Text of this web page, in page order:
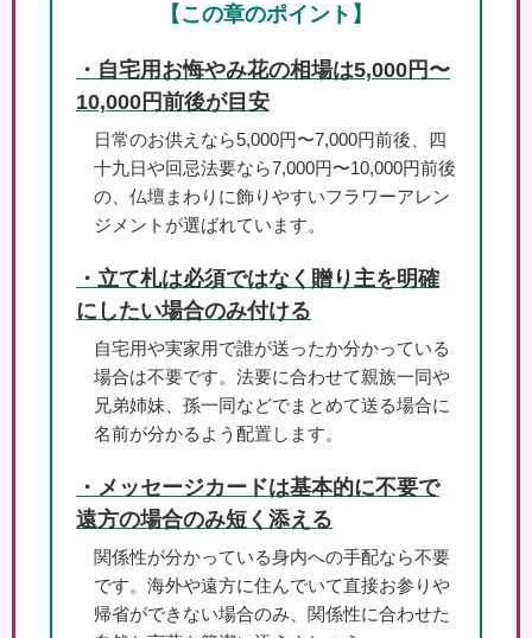
【この章のポイント】
・自宅用お悔やみ花の相場は5,000円〜
10,000円前後が目安
日常のお供えなら5,000円〜7,000円前後、四
十九日や回忌法要なら7,000円〜10,000円前後
の、仏壇まわりに飾りやすいフラワーアレン
ジメントが選ばれています。
・立て札は必須ではなく贈り主を明確
にしたい場合のみ付ける
自宅用や実家用で誰が送ったか分かっている
場合は不要です。法要に合わせて親族一同や
兄弟姉妹、孫一同などでまとめて送る場合に
名前が分かるよう配置します。
・メッセージカードは基本的に不要で
遠方の場合のみ短く添える
関係性が分かっている身内への手配なら不要
です。海外や遠方に住んでいて直接お参りや
帰省ができない場合のみ、関係性に合わせた